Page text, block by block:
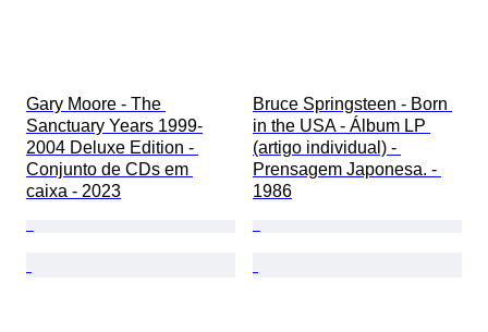
Gary Moore - The
Sanctuary Years 1999-
2004 Deluxe Edition -
Conjunto de CDs em
caixa - 2023
Bruce Springsteen - Born
in the USA - Álbum LP
(artigo individual) -
Prensagem Japonesa. -
1986